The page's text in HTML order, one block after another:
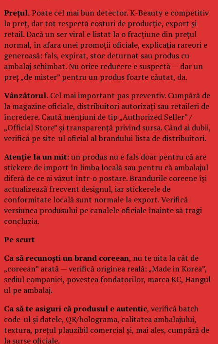
Prețul.Poate cel mai bun detector. K-Beauty e competitiv
la preț, dar tot respectă costuri de producție, export și
retail. Dacă un ser viral e listat la o fracțiune din prețul
normal, în afara unei promoții oficiale, explicația rareori e
generoasă: fals, expirat, stoc deturnat sau produs cu
ambalaj schimbat. Nu orice reducere e suspectă — dar un
preț „de mister” pentru un produs foarte căutat, da.
Vânzătorul. Cel mai important pas preventiv. Cumpără de
la magazine oficiale, distribuitori autorizați sau retaileri de
încredere. Caută mențiuni de tip „Authorized Seller” /
„Official Store” și transparență privind sursa. Când ai dubii,
verifică pe site-ul oficial al brandului lista de distribuitori.
Atenție la un mit:un produs nu e fals doar pentru că are
stickere de import în limba locală sau pentru că ambalajul
diferă de ce ai văzut într-o postare. Brandurile coreene își
actualizează frecvent designul, iar stickerele de
conformitate locală sunt normale la export. Verifică
versiunea produsului pe canalele oficiale înainte să tragi
concluzia.
Pe scurt
Ca să recunoști un brand coreean, nu te uita la cât de
„coreean” arată — verifică originea reală: „Made in Korea”,
sediul companiei, povestea fondatorilor, marca KC, Hangul-
ul pe ambalaj.
Ca să te asiguri că produsul e autentic, verifică batch
code-ul și datele, QR/holograma, calitatea ambalajului,
textura, prețul plauzibil comercial și, mai ales, cumpără de
la surse oficiale.